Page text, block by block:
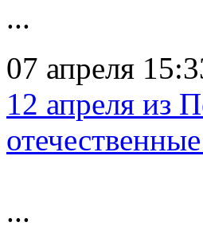
...
07 апреля
12 апреля из
...